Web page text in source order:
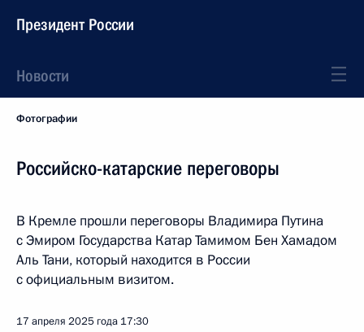
Президент России
Новости
Фотографии
Российско-катарские переговоры
В Кремле прошли переговоры Владимира Путина
с Эмиром Государства Катар Тамимом Бен Хамадом
Аль Тани, который находится в России
с официальным визитом.
17 апреля 2025 года 17:30